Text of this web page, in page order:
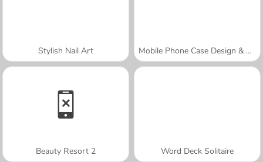
Stylish Nail Art Mobile Phone Case Design & DIY
Beauty Resort 2 Word Deck Solitaire